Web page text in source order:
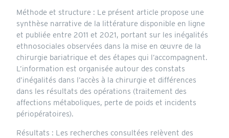
Méthode et structure : Le présent article propose une
synthèse narrative de la littérature disponible en ligne
et publiée entre 2011 et 2021, portant sur les inégalités
ethnosociales observées dans la mise en œuvre de la
chirurgie bariatrique et des étapes qui l’accompagnent.
L’information est organisée autour des constats
d’inégalités dans l’accès à la chirurgie et différences
dans les résultats des opérations (traitement des
affections métaboliques, perte de poids et incidents
périopératoires).
Résultats : Les recherches consultées relèvent des